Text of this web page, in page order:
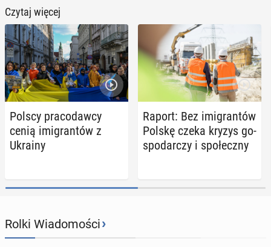
Czytaj więcej
Polscy pra­co­daw­cy
cenią imi­gran­tów z
Ukrainy
Raport: Bez imi­gran­tów
Polskę czeka kryzys go­
spo­dar­czy i spo­łecz­ny
Rolki Wiadomości›